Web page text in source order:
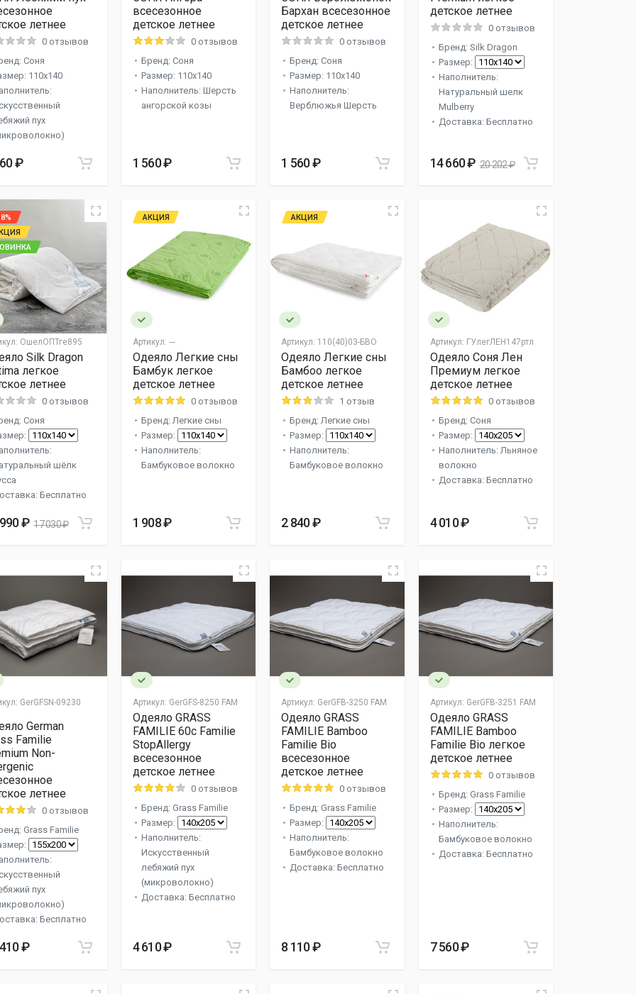
летнее
0 отзывов
Соня
110x140
пух
₽
всесезонное
детское летнее
0 отзывов
Бренд: Соня
Размер: 110x140
Наполнитель: Шерсть
ангорской козы
1 560 ₽
Бархан всесезонное
детское летнее
0 отзывов
Бренд: Соня
Размер: 110x140
Наполнитель:
Верблюжья Шерсть
1 560 ₽
детское летнее
0 отзывов
Бренд: Silk Dragon
Размер:
Наполнитель:
Натуральный шелк
Mulberry
Доставка: Бесплатно
14 660 ₽ 20 202 ₽
ОшелОПТге895
Silk Dragon
легкое
летнее
0 отзывов
Соня
шёлк
Бесплатно
₽ 17 030 ₽
Артикул: ---
АКЦИЯ
Одеяло Легкие сны
Бамбук легкое
детское летнее
0 отзывов
Бренд: Легкие сны
Размер:
Наполнитель:
Бамбуковое волокно
1 908 ₽
Артикул: 110(40)03-БВО
АКЦИЯ
Одеяло Легкие сны
Бамбоо легкое
детское летнее
1 отзыв
Бренд: Легкие сны
Размер:
Наполнитель:
Бамбуковое волокно
2 840 ₽
Артикул: ГУлегЛЕН147ртл
Одеяло Соня Лен
Премиум легкое
детское летнее
0 отзывов
Бренд: Соня
Размер:
Наполнитель: Льняное
волокно
Доставка: Бесплатно
4 010 ₽
GerGFSN-09230
German
Familie
Non-
летнее
0 отзывов
Grass Familie
пух
Бесплатно
₽
Артикул: GerGFS-8250 FAM
Одеяло GRASS
FAMILIE 60с Familie
StopAllergy
всесезонное
детское летнее
0 отзывов
Бренд: Grass Familie
Размер:
Наполнитель:
Искусственный
лебяжий пух
(микроволокно)
Доставка: Бесплатно
4 610 ₽
Артикул: GerGFB-3250 FAM
Одеяло GRASS
FAMILIE Bamboo
Familie Bio
всесезонное
детское летнее
0 отзывов
Бренд: Grass Familie
Размер:
Наполнитель:
Бамбуковое волокно
Доставка: Бесплатно
8 110 ₽
Артикул: GerGFB-3251 FAM
Одеяло GRASS
FAMILIE Bamboo
Familie Bio легкое
детское летнее
0 отзывов
Бренд: Grass Familie
Размер:
Наполнитель:
Бамбуковое волокно
Доставка: Бесплатно
7 560 ₽